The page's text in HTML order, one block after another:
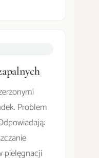
Problem
pielęgnacji